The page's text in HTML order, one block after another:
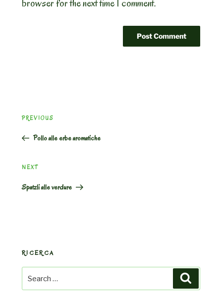
browser for the next time I comment.
navigation
Previous
Post
PREVIOUS
Pollo alle erbe aromatiche
Next
NEXT
Spatzli alle verdure
RICERCA
Search
for: